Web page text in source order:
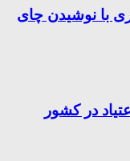
با نوشیدن چای
در کشور